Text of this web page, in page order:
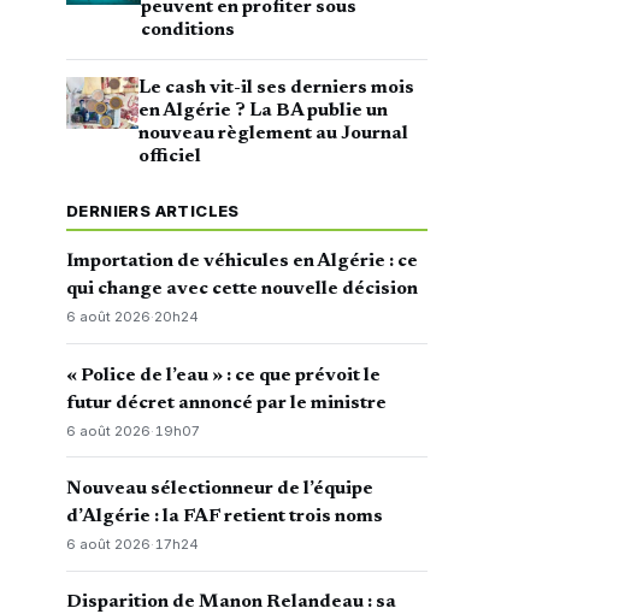
peuvent en profiter sous
conditions
Le cash vit-il ses derniers mois
en Algérie ? La BA publie un
nouveau règlement au Journal
officiel
DERNIERS ARTICLES
Importation de véhicules en Algérie : ce
qui change avec cette nouvelle décision
6 août 2026·20h24
« Police de l’eau » : ce que prévoit le
futur décret annoncé par le ministre
6 août 2026· 19h07
Nouveau sélectionneur de l’équipe
d’Algérie : la FAF retient trois noms
6 août 2026·17h24
Disparition de Manon Relandeau : sa